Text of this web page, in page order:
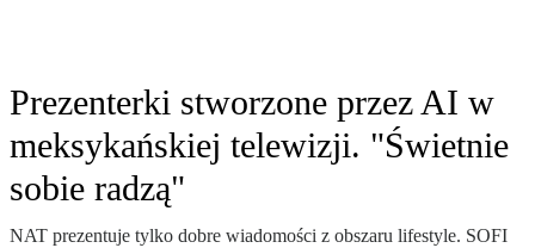
Prezenterki stworzone przez AI w
meksykańskiej telewizji. "Świetnie
sobie radzą"
NAT prezentuje tylko dobre wiadomości z obszaru lifestyle. SOFI